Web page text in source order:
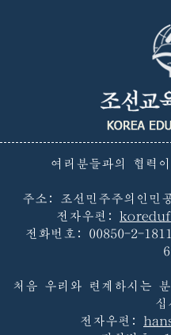
여러분들과의 협력
주소: 조선민주주의인민
전자우편:
전화번호:
00850-2-
처음 우리와 련계하시는
십
전자우편: